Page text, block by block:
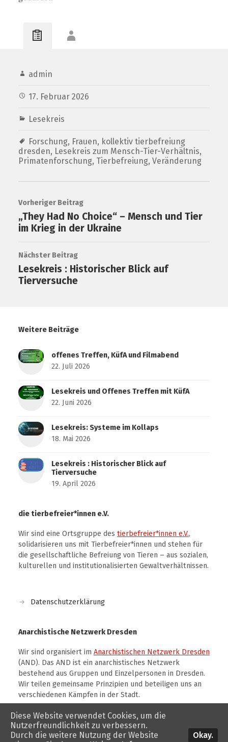
admin
17. Februar 2026
Lesekreis
Forschung, Frauen, kollektiv tierbefreiung
dresden, Lesekreis zum Mensch-Tier-Verhältnis,
Primatenforschung, Tierbefreiung, Veränderung
Vorheriger Beitrag
„They Had No Choice“ – Mensch und Tier
im Krieg in der Ukraine
Nächster Beitrag
Lesekreis : Historischer Blick auf
Tierversuche
Weitere Beiträge
offenes Treffen, KüfA und Filmabend
22. Juli 2026
Lesekreis und Offenes Treffen mit KüfA
22. Juni 2026
Lesekreis: Systeme im Kollaps
18. Mai 2026
Lesekreis : Historischer Blick auf
Tierversuche
19. April 2026
die tierbefreier*innen e.V.
Wir sind eine Ortsgruppe des tierbefreier*innen e.V.,
solidarisieren uns mit Tierbefreier*innen und stehen für
die gesellschaftliche Befreiung von Tieren – aus sozialen,
kulturellen und institutionalisierten Gewaltverhältnissen.
Datenschutzerklärung
Anarchistische Netzwerk Dresden
Wir sind organisiert im Anarchistischen Netzwerk Dresden
(AND). Das AND ist ein anarchistisches Netzwerk
bestehend aus Gruppen und Einzelpersonen in Dresden.
Wir teilen gemeinsame Prinzipien und beteiligen uns an
verschiedenen Kämpfen in der Stadt.
Diese Website verwendet Cookies, um die
Nutzerfreundlichkeit zu verbessern.
Durch die weitere Nutzung der Website
Okay.